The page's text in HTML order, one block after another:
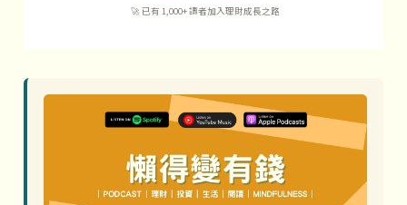
🚀 已有 1,000+ 讀者加入理財成長之路